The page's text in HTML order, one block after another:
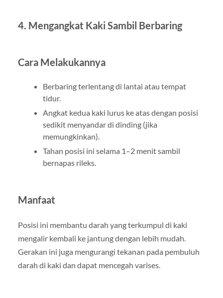
4. Mengangkat Kaki Sambil Berbaring
Cara Melakukannya
Berbaring terlentang di lantai atau tempat
tidur.
Angkat kedua kaki lurus ke atas dengan posisi
sedikit menyandar di dinding (jika
memungkinkan).
Tahan posisi ini selama 1–2 menit sambil
bernapas rileks.
Manfaat
Posisi ini membantu darah yang terkumpul di kaki
mengalir kembali ke jantung dengan lebih mudah.
Gerakan ini juga mengurangi tekanan pada pembuluh
darah di kaki dan dapat mencegah varises.